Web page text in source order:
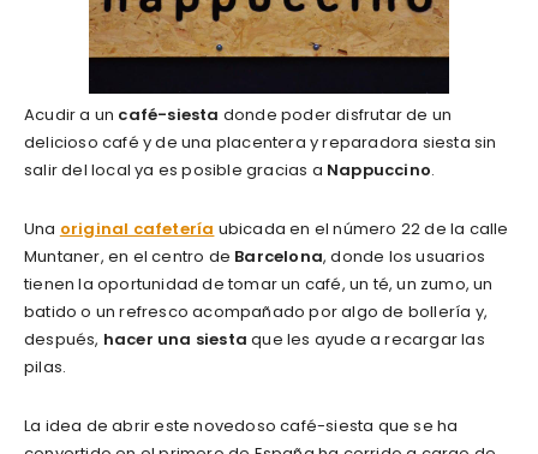
Acudir a un café-siesta donde poder disfrutar de un
delicioso café y de una placentera y reparadora siesta sin
salir del local ya es posible gracias a Nappuccino.
Una original cafetería ubicada en el número 22 de la calle
Muntaner, en el centro de Barcelona, donde los usuarios
tienen la oportunidad de tomar un café, un té, un zumo, un
batido o un refresco acompañado por algo de bollería y,
después, hacer una siesta que les ayude a recargar las
pilas.
La idea de abrir este novedoso café-siesta que se ha